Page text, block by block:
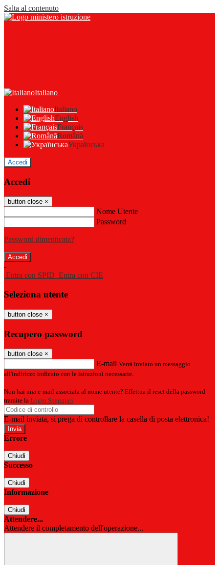
Salta al contenuto
Italiano
Italiano
English
Français
Română
Українська
Accedi
Accedi
button close ×
Nome Utente
Password
Password dimenticata?
-
Entra con SPID Entra con CIE
Seleziona utente
button close ×
Recupero password
button close ×
E-mail Verrà inviato un messaggio
all'indirizzo indicato con le istruzioni necessarie.
Non hai una e-mail associata al nome utente? Effettua il reset della password
tramite la Login Spaggiari
E-mail inviata, si prega di controllare la casella di posta elettronica!
Errore
Chiudi
Successo
Chiudi
Informazione
Chiudi
Attendere...
Attendere il completamento dell'operazione...